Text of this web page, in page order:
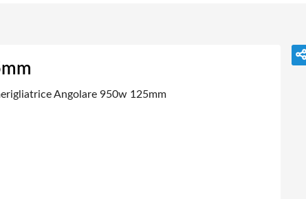
Angolare 950w 125mm